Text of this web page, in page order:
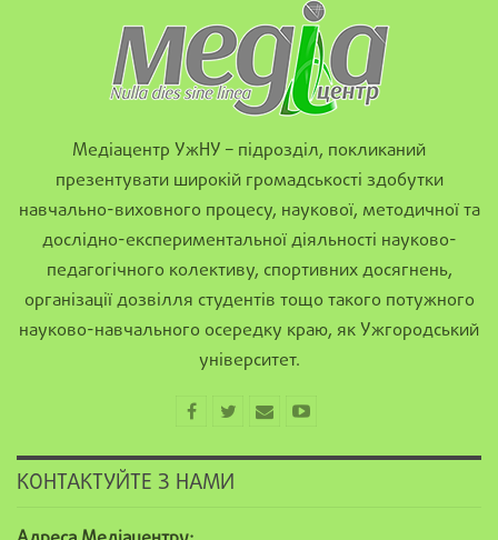
Медіацентр УжНУ – підрозділ, покликаний
презентувати широкій громадськості здобутки
навчально-виховного процесу, наукової, методичної та
дослідно-експериментальної діяльності науково-
педагогічного колективу, спортивних досягнень,
організації дозвілля студентів тощо такого потужного
науково-навчального осередку краю, як Ужгородський
університет.
КОНТАКТУЙТЕ З НАМИ